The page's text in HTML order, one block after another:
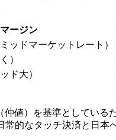
ージン
ッドマーケットレート）
）
ド大）
仲値）を基準としてい
的なタッチ決済と日本